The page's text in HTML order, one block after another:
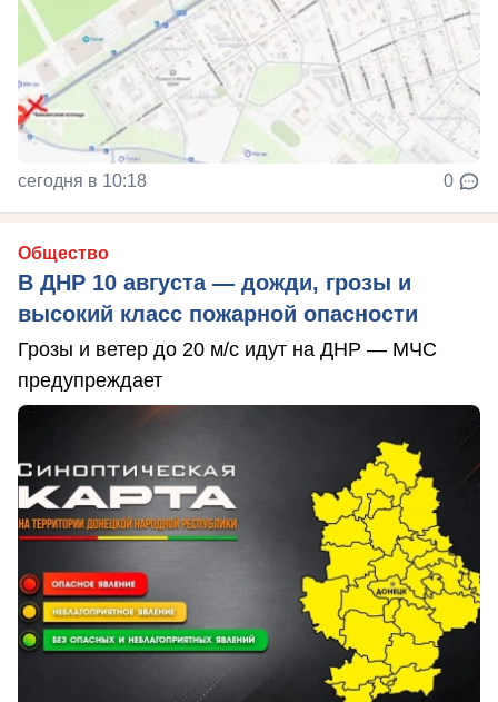
сегодня в 10:18 0
Общество
В ДНР 10 августа — дожди, грозы и
высокий класс пожарной опасности
Грозы и ветер до 20 м/с идут на ДНР — МЧС
предупреждает